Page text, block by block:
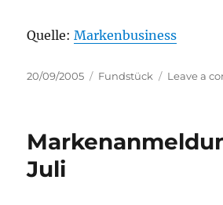
Quelle:Markenbusiness
Posted
20/09/2005 Categories
Fundstück Leave a
Juli